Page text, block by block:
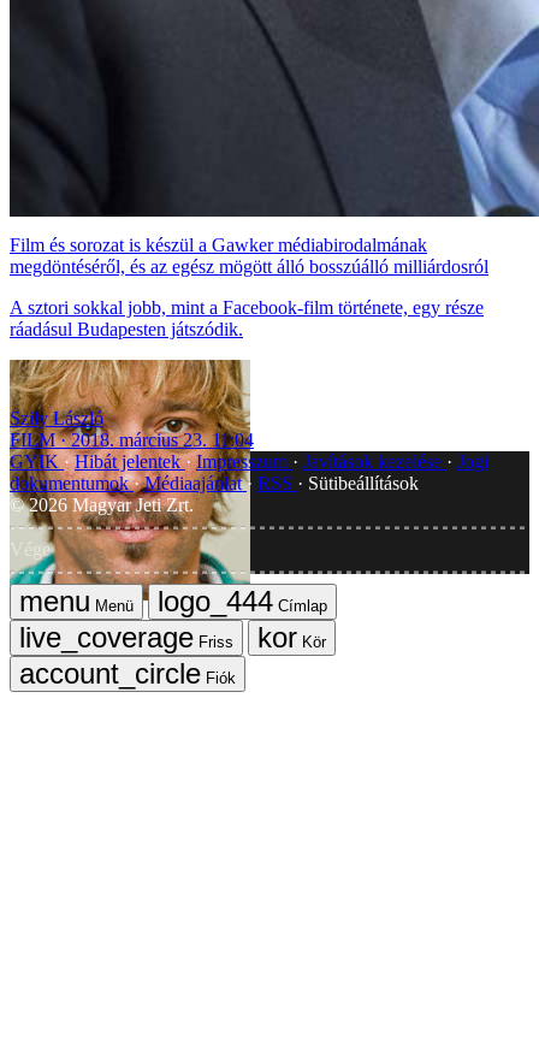
Film és sorozat is készül a Gawker médiabirodalmának
megdöntéséről, és az egész mögött álló bosszúálló milliárdosról
A sztori sokkal jobb, mint a Facebook-film története, egy része
ráadásul Budapesten játszódik.
Szily László
FILM
2018. március 23. 11:04
GYIK Hibát jelentek Impresszum Javítások kezelése
Jogi
dokumentumok Médiaajánlat RSS
Sütibeállítások
©2026Magyar Jeti Zrt.
Vége
Menü
Címlap
Friss
Kör
Fiók